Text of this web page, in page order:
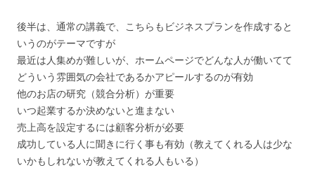
後半は、通常の講義で、こちらもビジネスプランを作成すると
いうのがテーマですが
最近は人集めが難しいが、ホームページでどんな人が働いてて
どういう雰囲気の会社であるかアピールするのが有効
他のお店の研究（競合分析）が重要
いつ起業するか決めないと進まない
売上高を設定するには顧客分析が必要
成功している人に聞きに行く事も有効（教えてくれる人は少な
いかもしれないが教えてくれる人もいる）